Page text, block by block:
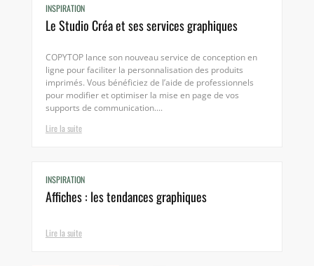
INSPIRATION
Le Studio Créa et ses services graphiques
COPYTOP lance son nouveau service de conception en
ligne pour faciliter la personnalisation des produits
imprimés. Vous bénéficiez de l’aide de professionnels
pour modifier et optimiser la mise en page de vos
supports de communication....
Lire la suite
INSPIRATION
Affiches : les tendances graphiques
Lire la suite